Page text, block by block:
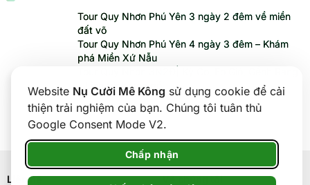
Website Nụ Cười Mê Kông sử dụng cookie để cải
thiện trải nghiệm của bạn. Chúng tôi tuân thủ
Google Consent Mode V2.
Chấp nhận
Tour Quy Nhơn Phú Yên 3 ngày 2 đêm về miền
đất võ
Tour Quy Nhơn Phú Yên 4 ngày 3 đêm – Khám
phá Miền Xứ Nẫu
– Lịch trình trọn gói
Liên hệ Về chúng tôi